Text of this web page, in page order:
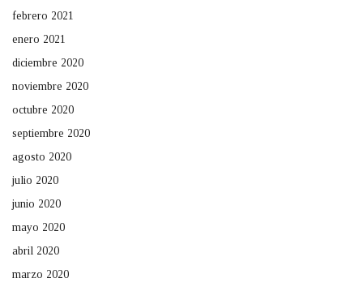
febrero 2021
enero 2021
diciembre 2020
noviembre 2020
octubre 2020
septiembre 2020
agosto 2020
julio 2020
junio 2020
mayo 2020
abril 2020
marzo 2020